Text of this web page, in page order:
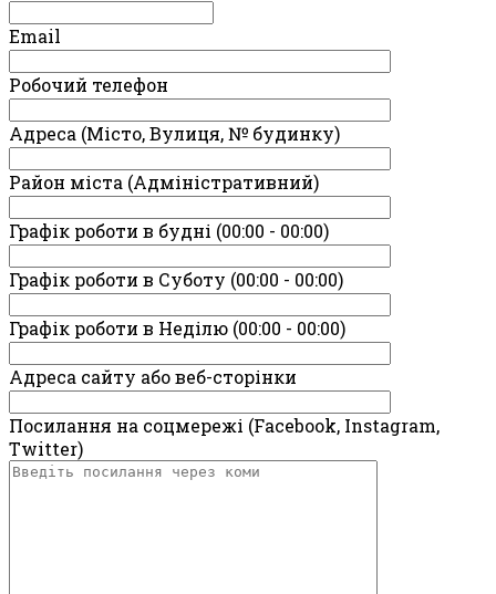
Email
Робочий телефон
Адреса (Місто, Вулиця, № будинку)
Район міста (Адміністративний)
Графік роботи в будні (00:00 - 00:00)
Графік роботи в Суботу (00:00 - 00:00)
Графік роботи в Неділю (00:00 - 00:00)
Адреса сайту або веб-сторінки
Посилання на соцмережі (Facebook, Instagram,
Twitter)